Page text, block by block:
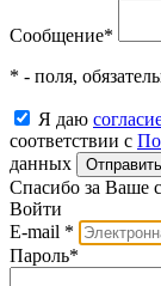
Сообщение*
* - поля,
Я даю
соответствии с
данных
Спасибо за Ваше
Войти
E-mail *
Пароль*